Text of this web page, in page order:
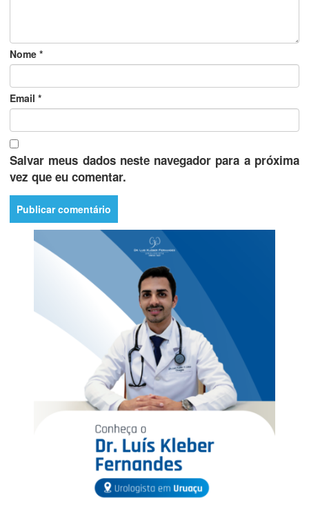
Nome *
Email *
Salvar meus dados neste navegador para a próxima
vez que eu comentar.